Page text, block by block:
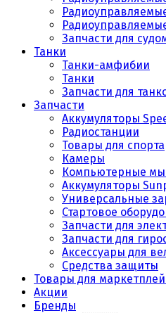
Запчасти для
Танки
Танки-амфибии
Танки
Запчасти для
Запчасти
Аккумуляторы
Радиостанции
Товары для спорта
Камеры
Компьютерные
Аккумуляторы
Универсальные
Стартовое
Запчасти для
Запчасти для
Аксессуары для
Средства защиты
Товары для
Акции
Бренды